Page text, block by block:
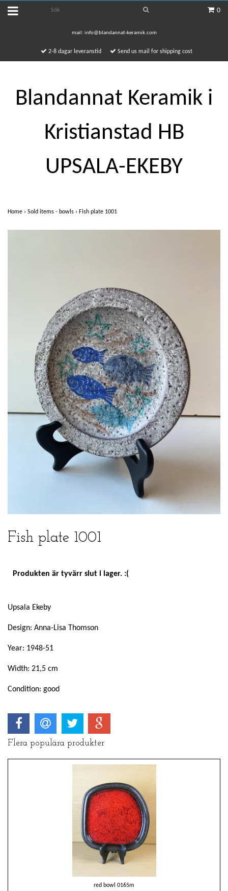
0
mail: info@blandannat-keramik.com
2-8 dagar leveranstid Send us mail for shipping cost
Blandannat Keramik i
Kristianstad HB
UPSALA-EKEBY
Home › Sold items - bowls › Fish plate 1001
Fish plate 1001
Produkten är tyvärr slut i lager. :(
Upsala Ekeby
Design: Anna-Lisa Thomson
Year: 1948-51
Width: 21,5 cm
Condition: good
Flera populära produkter
red bowl 0165m